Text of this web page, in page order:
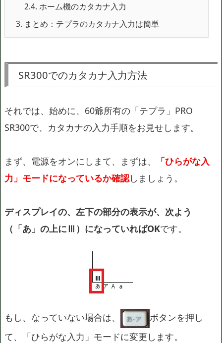
2.4. ホーム機のカタカナ入力
3. まとめ：テプラのカタカナ入力は簡単
SR300でのカタカナ入力方法
それでは、始めに、60爺所有の「テプラ」PRO
SR300で、カタカナの入力手順をお見せします。
まず、電源をオンにしまて、まずは、
「ひらがな入
力」モードになっているか確認しましょう。
ディスプレイの、左下の部分の表示が、次よう
（「あ」の上にⅢ）になっていればOKです。
もし、なっていない場合は、
ボタンを押し
て、「ひらがな入力」モードに変更します。